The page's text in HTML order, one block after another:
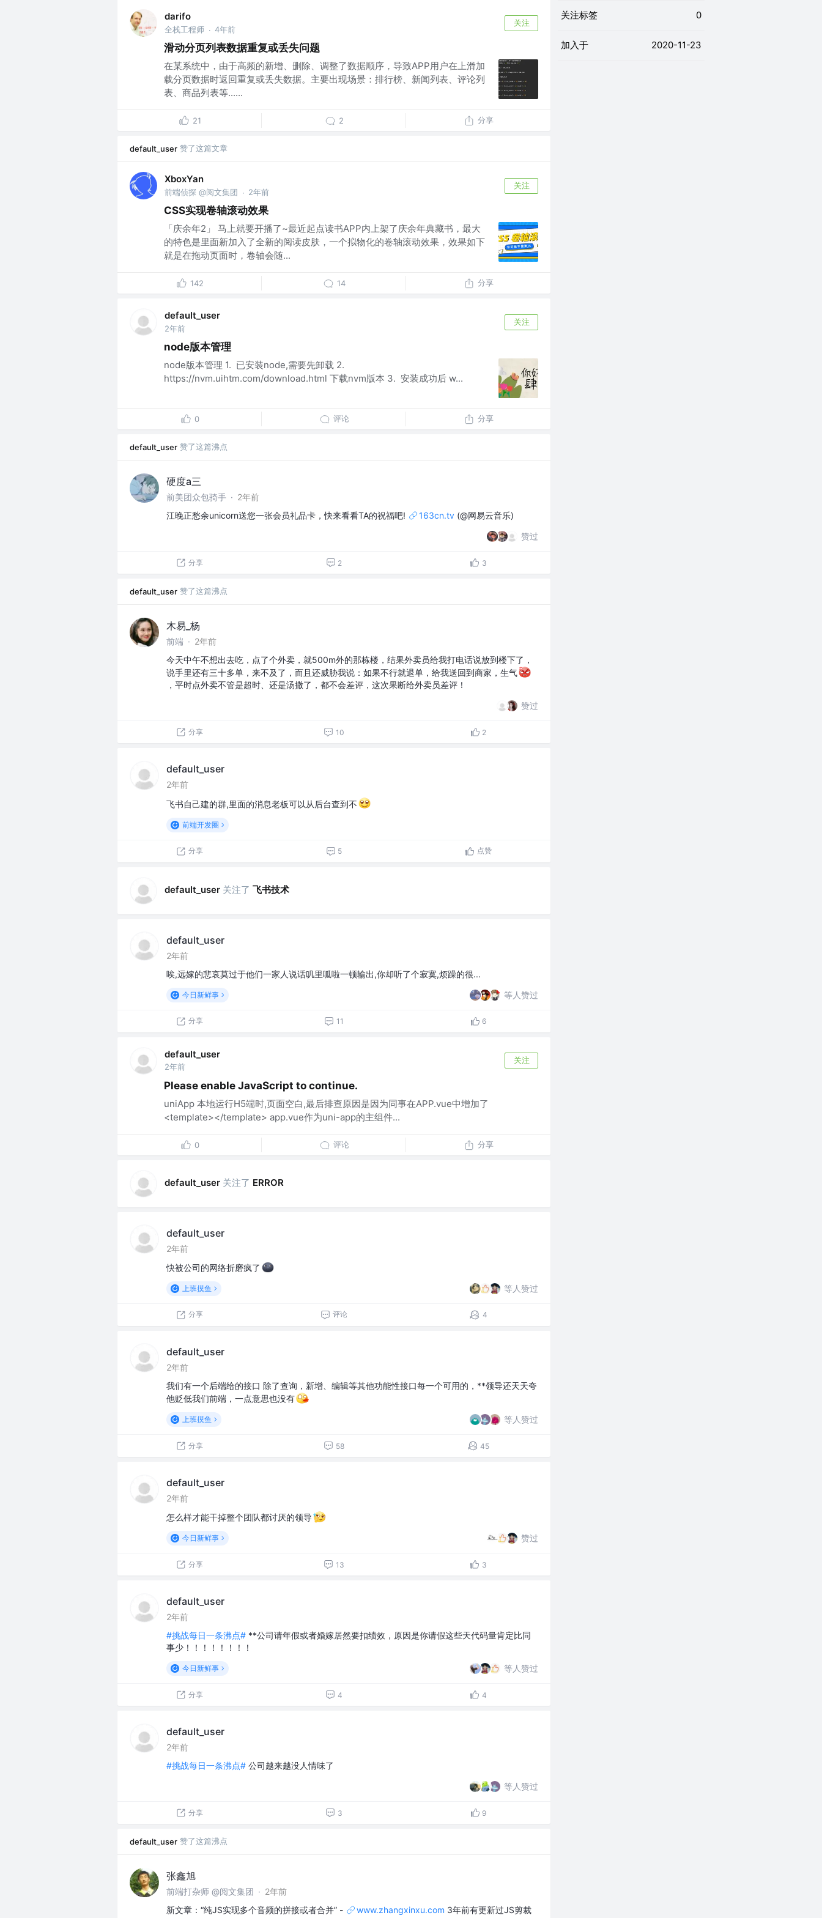
darifo
全栈工程师 · 4年前
关注
滑动分页列表数据重复或丢失问题
在某系统中，由于高频的新增、删除、调整了数据顺序，导致APP用户在上滑加
载分页数据时返回重复或丢失数据。主要出现场景：排行榜、新闻列表、评论列
表、商品列表等......
21 2 分享
default_user 赞了这篇文章
XboxYan
前端侦探 @阅文集团 · 2年前
关注
CSS实现卷轴滚动效果
「庆余年2」 马上就要开播了~最近起点读书APP内上架了庆余年典藏书，最大
的特色是里面新加入了全新的阅读皮肤，一个拟物化的卷轴滚动效果，效果如下
就是在拖动页面时，卷轴会随...
142 14 分享
default_user
2年前
关注
node版本管理
node版本管理 1. 已安装node,需要先卸载 2.
https://nvm.uihtm.com/download.html 下载nvm版本 3. 安装成功后 w...
0 评论 分享
default_user 赞了这篇沸点
硬度a三
前美团众包骑手 · 2年前
江晚正愁余unicorn送您一张会员礼品卡，快来看看TA的祝福吧!
163cn.tv (@网易云音乐)
赞过
分享 2 3
default_user 赞了这篇沸点
木易_杨
前端 · 2年前
今天中午不想出去吃，点了个外卖，就500m外的那栋楼，结果外卖员给我打电话说放到楼下了，
说手里还有三十多单，来不及了，而且还威胁我说：如果不行就退单，给我送回到商家，生气
，平时点外卖不管是超时、还是汤撒了，都不会差评，这次果断给外卖员差评！
赞过
分享 10 2
default_user
2年前
飞书自己建的群,里面的消息老板可以从后台查到不
前端开发圈
分享 5 点赞
default_user 关注了 飞书技术
default_user
2年前
唉,远嫁的悲哀莫过于他们一家人说话叽里呱啦一顿输出,你却听了个寂寞,烦躁的很...
今日新鲜事 等人赞过
分享 11 6
default_user
2年前
关注
Please enable JavaScript to continue.
uniApp 本地运行H5端时,页面空白,最后排查原因是因为同事在APP.vue中增加了
<template></template> app.vue作为uni-app的主组件...
0 评论 分享
default_user 关注了 ERROR
default_user
2年前
快被公司的网络折磨疯了
上班摸鱼 等人赞过
分享 评论 4
default_user
2年前
我们有一个后端给的接口 除了查询，新增、编辑等其他功能性接口每一个可用的，**领导还天天夸
他贬低我们前端，一点意思也没有
上班摸鱼 等人赞过
分享 58 45
default_user
2年前
怎么样才能干掉整个团队都讨厌的领导
今日新鲜事 赞过
分享 13 3
default_user
2年前
#挑战每日一条沸点# **公司请年假或者婚嫁居然要扣绩效，原因是你请假这些天代码量肯定比同
事少！！！！！！！！
今日新鲜事 等人赞过
分享 4 4
default_user
2年前
#挑战每日一条沸点# 公司越来越没人情味了
等人赞过
分享 3 9
default_user 赞了这篇沸点
张鑫旭
前端打杂师 @阅文集团 · 2年前
新文章：“纯JS实现多个音频的拼接或者合并” -
www.zhangxinxu.com 3年前有更新过JS剪裁
关注标签 0
加入于 2020-11-23